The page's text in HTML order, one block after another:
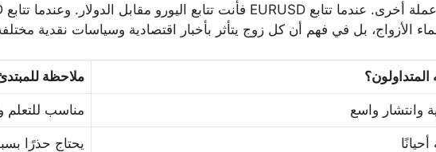
الأزواج، بل في فهم أن كل زوج يتأثر بأخبار اقتصادية وسياسات نقدية
المتداولون؟ ملاحظة
وانتشار واسع مناسب للتعلم
يحتاج حذرًا